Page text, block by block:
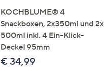
KOCHBLUME® 4
Snackboxen, 2x350ml und 2x
500ml inkl. 4 Ein-Klick-
Deckel 95mm
€ 34,99